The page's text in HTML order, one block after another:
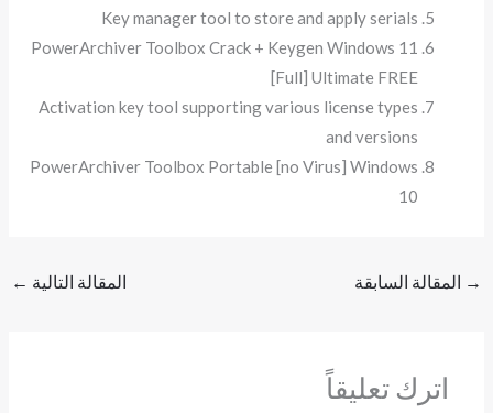
Key manager tool to store and apply serials
PowerArchiver Toolbox Crack + Keygen Windows 11
[Full] Ultimate FREE
Activation key tool supporting various license types
and versions
PowerArchiver Toolbox Portable [no Virus] Windows
10
→ المقالة السابقة المقالة التالية ←
اترك تعليقاً